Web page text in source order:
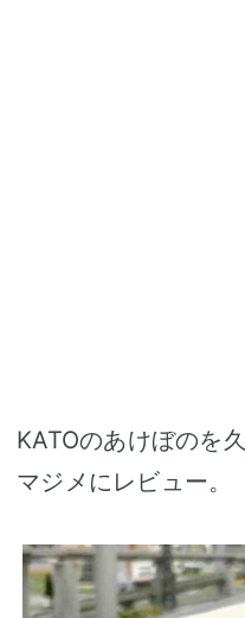
KATOのあけぼのを
マジメにレビュー。